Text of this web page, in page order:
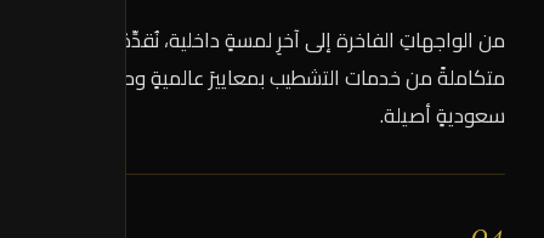
من الواجهاتِ الفاخرة إلى آخرِ لمسةٍ داخلية، نُقدِّمُ مجموعةً
متكاملةً من خدمات التشطيب بمعاييرَ عالميةٍ وحرفةٍ
سعوديةٍ أصيلة.